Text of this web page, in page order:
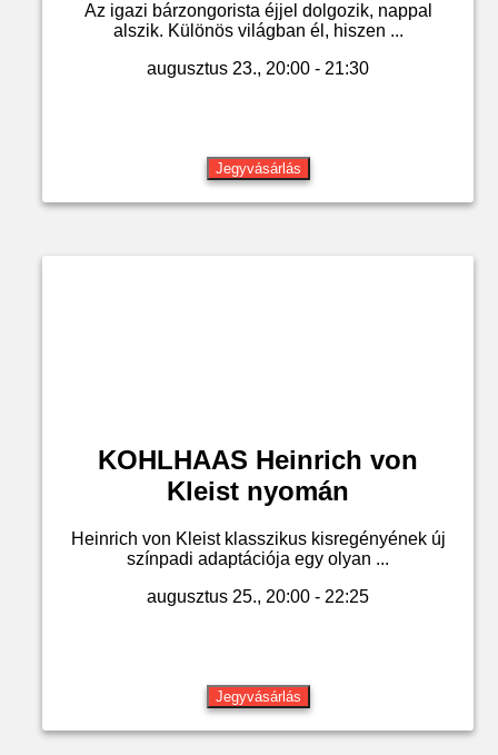
Az igazi bárzongorista éjjel dolgozik, nappal
alszik. Különös világban él, hiszen ...
augusztus 23., 20:00 - 21:30
Jegyvásárlás
KOHLHAAS Heinrich von
Kleist nyomán
Heinrich von Kleist klasszikus kisregényének új
színpadi adaptációja egy olyan ...
augusztus 25., 20:00 - 22:25
Jegyvásárlás